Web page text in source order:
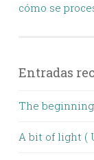
cómo se
Entradas
The
A bit of light (